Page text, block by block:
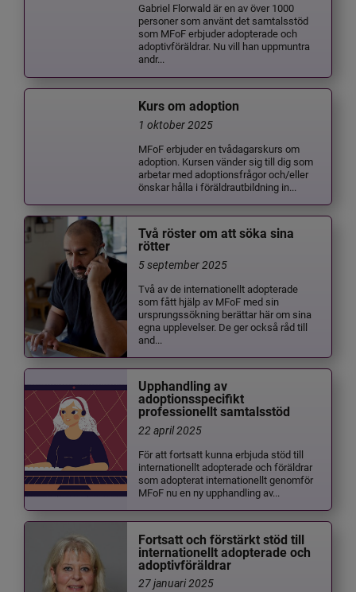
Gabriel Florwald är en av över 1000
personer som använt det samtalsstöd
som MFoF erbjuder adopterade och
adoptivföräldrar. Nu vill han uppmuntra
andr...
Kurs om adoption
1 oktober 2025
MFoF erbjuder en tvådagarskurs om
adoption. Kursen vänder sig till dig som
arbetar med adoptionsfrågor och/eller
önskar hålla i föräldrautbildning in...
Två röster om att söka sina
rötter
5 september 2025
Två av de internationellt adopterade
som fått hjälp av MFoF med sin
ursprungssökning berättar här om sina
egna upplevelser. De ger också råd till
and...
Upphandling av
adoptionsspecifikt
professionellt samtalsstöd
22 april 2025
För att fortsatt kunna erbjuda stöd till
internationellt adopterade och föräldrar
som adopterat internationellt genomför
MFoF nu en ny upphandling av...
Fortsatt och förstärkt stöd till
internationellt adopterade och
adoptivföräldrar
27 januari 2025